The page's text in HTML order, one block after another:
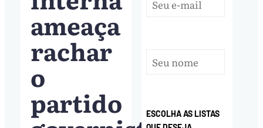
ameaça
rachar
o
partido
ESCOLHA AS LISTAS